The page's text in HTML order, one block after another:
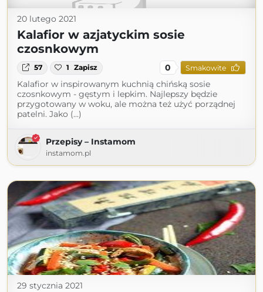
20 lutego 2021
Kalafior w azjatyckim sosie
czosnkowym
57 1 Zapisz 0 Smakowite
Kalafior w inspirowanym kuchnią chińską sosie
czosnkowym - gęstym i lepkim. Najlepszy będzie
przygotowany w woku, ale można też użyć porządnej
patelni. Jako (...)
Przepisy – Instamom
instamom.pl
29 stycznia 2021